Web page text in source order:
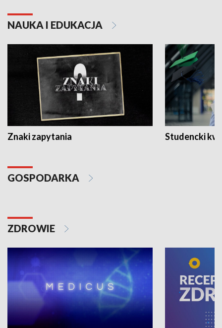
NAUKA I EDUKACJA
Znaki zapytania Studencki
GOSPODARKA
ZDROWIE